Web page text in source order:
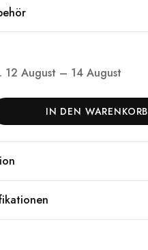
12 August – 14 August
IN DEN WARENKORB